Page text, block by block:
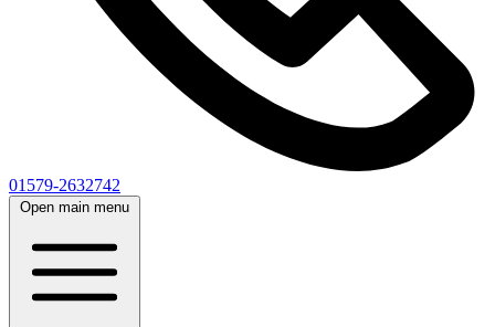
01579-2632742
Open main menu